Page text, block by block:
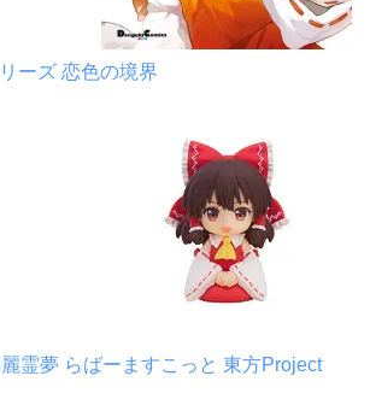
ーズ 恋色の境界
霊夢 らばーますこっと 東方Project